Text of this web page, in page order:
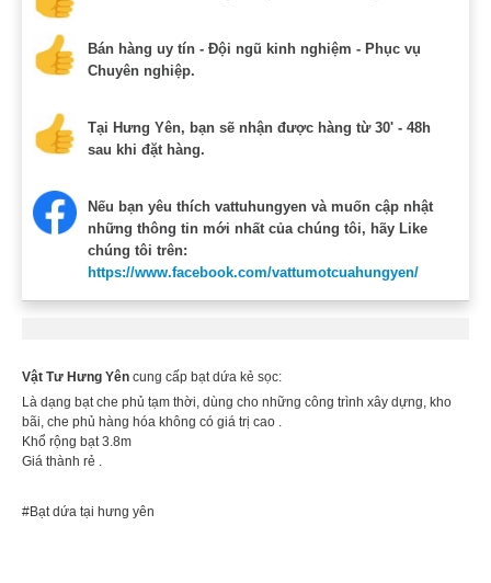
Bán hàng uy tín - Đội ngũ kinh nghiệm - Phục vụ
Chuyên nghiệp.
Tại Hưng Yên, bạn sẽ nhận được hàng từ 30' - 48h
sau khi đặt hàng.
Nếu bạn yêu thích vattuhungyen và muốn cập nhật
những thông tin mới nhất của chúng tôi, hãy Like
chúng tôi trên:
https://www.facebook.com/vattumotcuahungyen/
Vật Tư Hưng Yên cung cấp bạt dứa kẻ sọc:
Là dạng bạt che phủ tạm thời, dùng cho những công trình xây dựng, kho
bãi, che phủ hàng hóa không có giá trị cao .
Khổ rộng bạt 3.8m
Giá thành rẻ .
#Bạt dứa tại hưng yên